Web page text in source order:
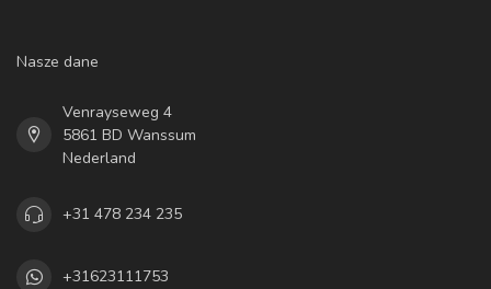
Nasze dane
Venrayseweg 4
5861 BD Wanssum
Nederland
+31 478 234 235
+31623111753